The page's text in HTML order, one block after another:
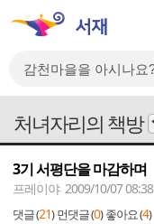
처녀자리의 책방
3기 서평단을 마감하며
프레이야 2009/10/07 08:38
댓글 (21) 먼댓글 (0) 좋아요 (4)